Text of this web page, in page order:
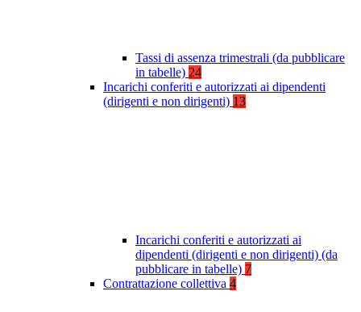
Tassi di assenza trimestrali (da pubblicare
in tabelle) 24
Incarichi conferiti e autorizzati ai dipendenti
(dirigenti e non dirigenti) 13
Incarichi conferiti e autorizzati ai
dipendenti (dirigenti e non dirigenti) (da
pubblicare in tabelle) 7
Contrattazione collettiva 4